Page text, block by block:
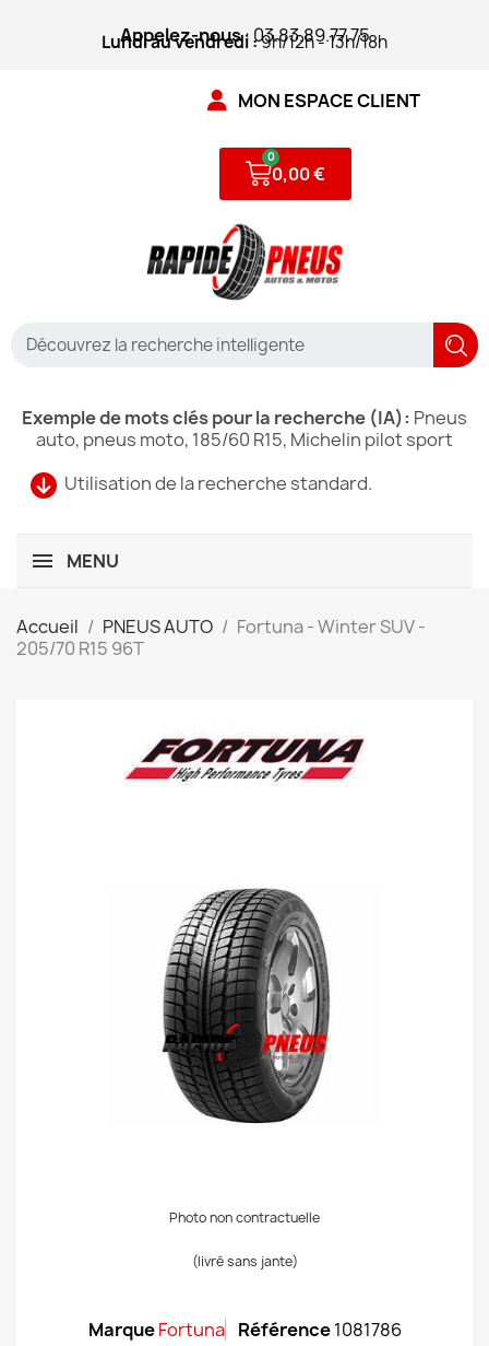
Appelez-nous: 03.83.89.77.75
Lundi au vendredi :9h/12h - 13h/18h
MON ESPACE CLIENT
0,00 €
Utilisation de la recherche standard.
Exemple de mots clés pour la recherche (IA): Pneus
auto, pneus moto, 185/60 R15, Michelin pilot sport
MENU
Accueil PNEUS AUTO
Fortuna - Winter SUV -
205/70 R15 96T
Photo non contractuelle
(livré sans jante)
Marque Fortuna Référence 1081786